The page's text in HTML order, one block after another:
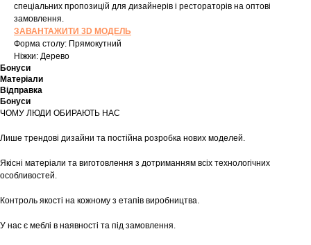
спеціальних пропозицій для дизайнерів і рестораторів на оптові
замовлення.
ЗАВАНТАЖИТИ 3D МОДЕЛЬ
Форма столу: Прямокутний
Ніжки: Дерево
Бонуси
Матеріали
Відправка
Бонуси
ЧОМУ ЛЮДИ ОБИРАЮТЬ НАС
Лише трендові дизайни та постійна розробка нових моделей.
Якісні матеріали та виготовлення з дотриманням всіх технологічних
особливостей.
Контроль якості на кожному з етапів виробництва.
У нас є меблі в наявності та під замовлення.